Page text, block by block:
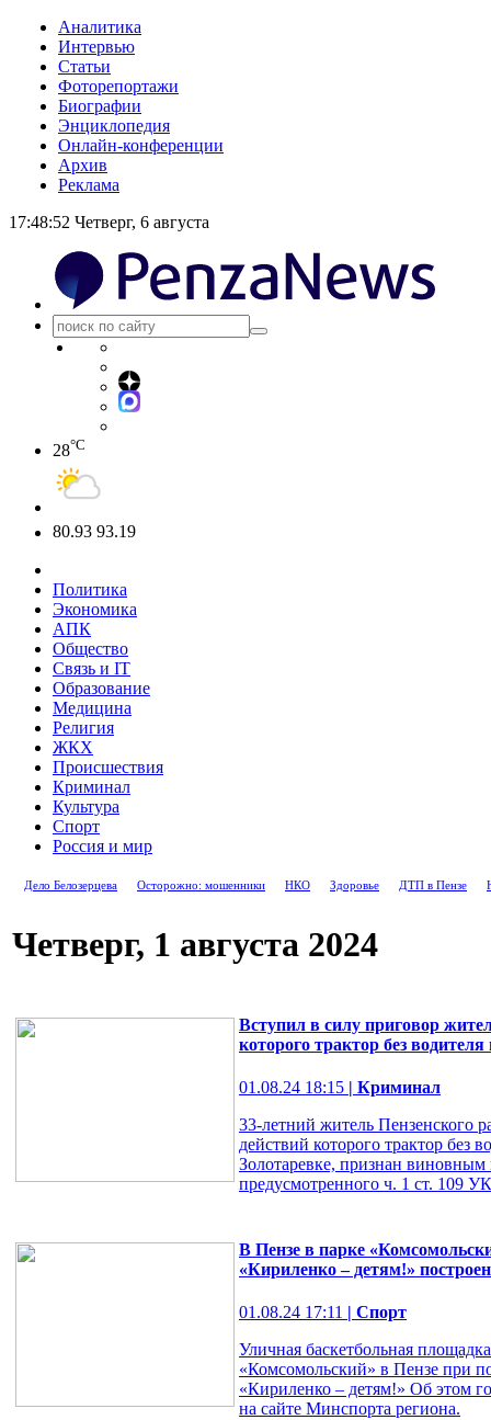
Аналитика
Интервью
Статьи
Фоторепортажи
Биографии
Энциклопедия
Онлайн-конференции
Архив
Реклама
17:48:53 Четверг, 6 августа
28°C
80.93 93.19
Политика
Экономика
АПК
Общество
Связь и IT
Образование
Медицина
Религия
ЖКХ
Происшествия
Криминал
Культура
Спорт
Россия и мир
Дело Белозерцева Осторожно: мошенники НКО Здоровье ДТП в Пензе
Четверг, 1 августа 2024
Вступил в силу приговор
которого трактор без
01.08.24 18:15 | Криминал
33-летний житель Пензенского
действий которого трактор без
Золотаревке, признан
предусмотренного ч. 1 ст. 109
В Пензе в парке
«Кириленко – детям!»
01.08.24 17:11 | Спорт
Уличная баскетбольная
«Комсомольский» в Пензе при
«Кириленко – детям!» Об этом
на сайте Минспорта региона.